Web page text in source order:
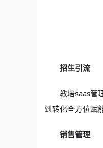
招生引流
教培saas管
到转化全方位赋
销售管理